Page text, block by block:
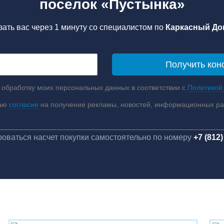
поселок «Пустынка»
вас через 1 минуту со специалистом по Каркасный
моих персональных данных в соответствии с
согласие на получение рекламы, новостей, информационных
насчет покупки самостоятельно по номеру+7